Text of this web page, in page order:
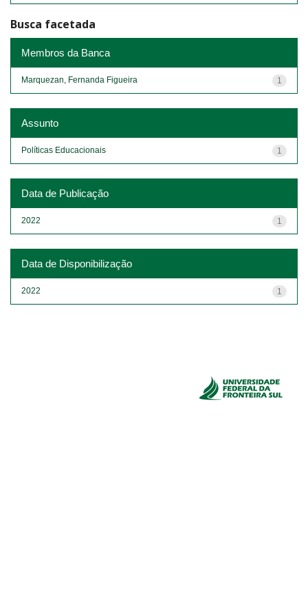
Busca facetada
Membros da Banca
1
Marquezan, Fernanda Figueira
Assunto
1
Políticas Educacionais
Data de Publicação
1
2022
Data de Disponibilização
1
2022